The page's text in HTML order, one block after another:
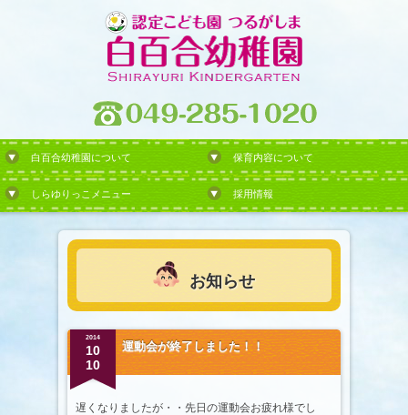
白百合幼稚園について 保育内容について
しらゆりっこメニュー 採用情報
お知らせ
運動会が終了しました！！
2014
10
10
遅くなりましたが・・先日の運動会お疲れ様でし